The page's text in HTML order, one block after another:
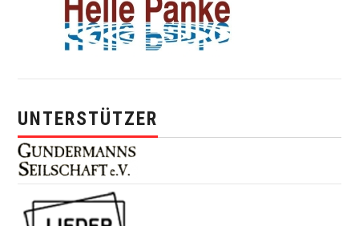
UNTERSTÜTZER